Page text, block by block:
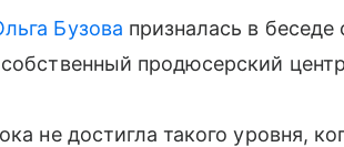
Бузова призналась в беседе
продюсерский
не достигла такого уровня,